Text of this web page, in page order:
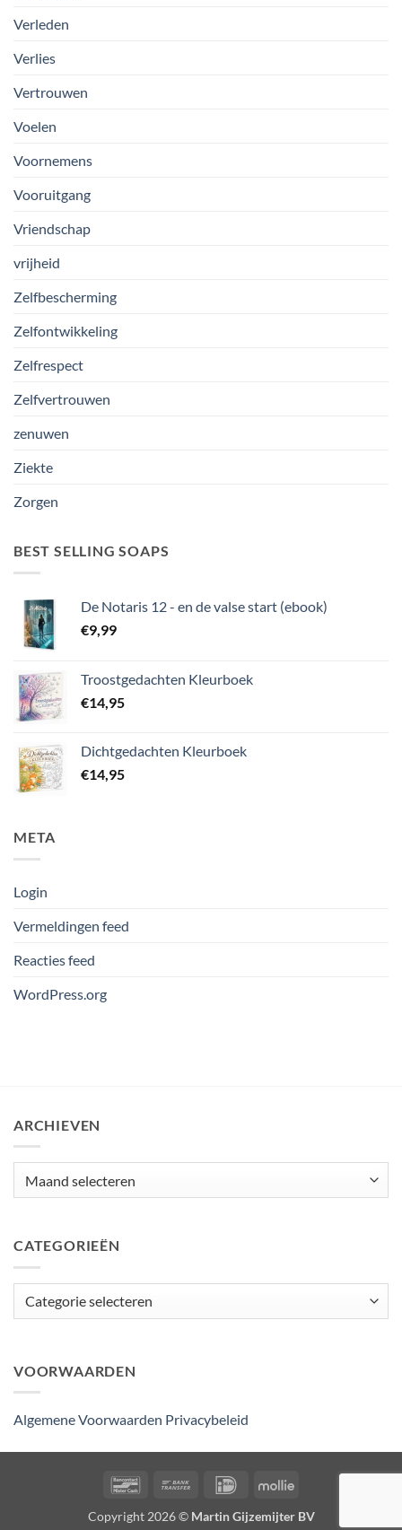
Verleden
Verlies
Vertrouwen
Voelen
Voornemens
Vooruitgang
Vriendschap
vrijheid
Zelfbescherming
Zelfontwikkeling
Zelfrespect
Zelfvertrouwen
zenuwen
Ziekte
Zorgen
BEST SELLING SOAPS
De Notaris 12 - en de valse start (ebook)
€9,99
Troostgedachten Kleurboek
€14,95
Dichtgedachten Kleurboek
€14,95
META
Login
Vermeldingen feed
Reacties feed
WordPress.org
ARCHIEVEN
CATEGORIEËN
VOORWAARDEN
Algemene Voorwaarden Privacybeleid
BancontactBank
IDeal Mollie
Copyright 2026 © Martin Gijzemijter BV